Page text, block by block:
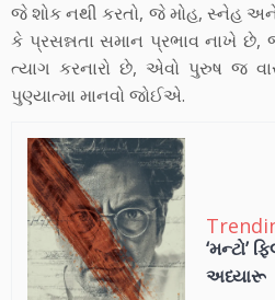
જે શોક નથી કરતો, જે મોહ, સ્નેહ અને
કે પ્રસન્નતા સમાન પ્રભાવ નાખે
ત્યાગ કરનારો છે, એવો પુરુષ જ
પુણ્યાત્મા માનવો જોઈએ.
‘મન્ટો’
અધ્યારૂ